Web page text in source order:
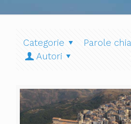
Categorie
Parole
Autori